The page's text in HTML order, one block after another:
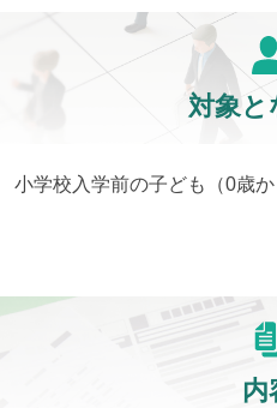
対象と
小学校入学前の子ども（0歳
内